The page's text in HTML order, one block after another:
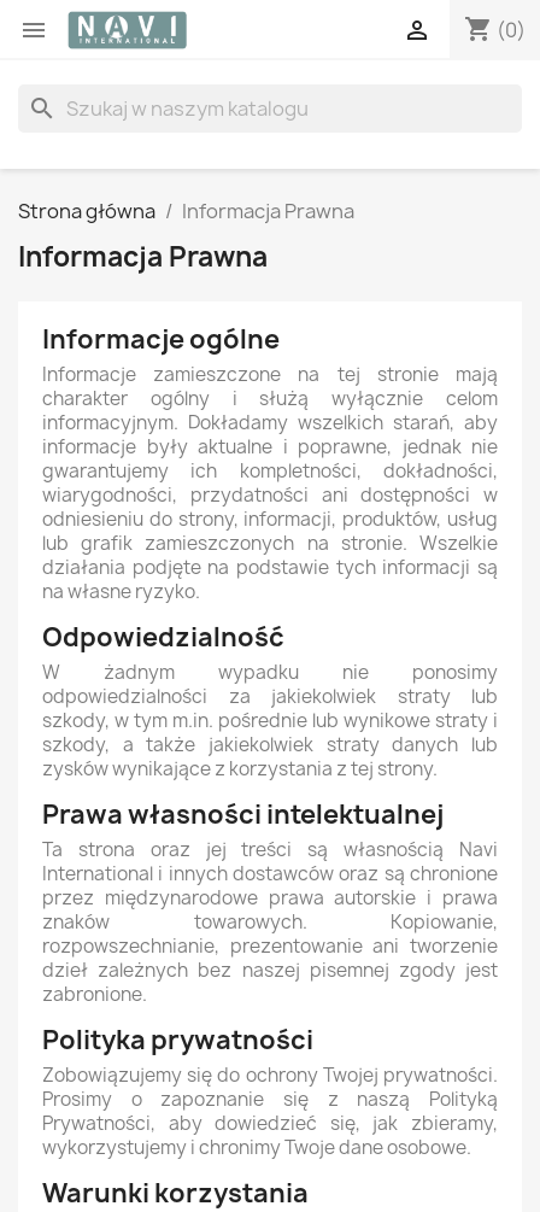
 shopping_cart (0)

search
Strona główna Informacja Prawna
Informacja Prawna
Informacje ogólne
Informacje zamieszczone na tej stronie mają
charakter ogólny i służą wyłącznie celom
informacyjnym. Dokładamy wszelkich starań, aby
informacje były aktualne i poprawne, jednak nie
gwarantujemy ich kompletności, dokładności,
wiarygodności, przydatności ani dostępności w
odniesieniu do strony, informacji, produktów, usług
lub grafik zamieszczonych na stronie. Wszelkie
działania podjęte na podstawie tych informacji są
na własne ryzyko.
Odpowiedzialność
W żadnym wypadku nie ponosimy
odpowiedzialności za jakiekolwiek straty lub
szkody, w tym m.in. pośrednie lub wynikowe straty i
szkody, a także jakiekolwiek straty danych lub
zysków wynikające z korzystania z tej strony.
Prawa własności intelektualnej
Ta strona oraz jej treści są własnością Navi
International i innych dostawców oraz są chronione
przez międzynarodowe prawa autorskie i prawa
znaków towarowych. Kopiowanie,
rozpowszechnianie, prezentowanie ani tworzenie
dzieł zależnych bez naszej pisemnej zgody jest
zabronione.
Polityka prywatności
Zobowiązujemy się do ochrony Twojej prywatności.
Prosimy o zapoznanie się z naszą Polityką
Prywatności, aby dowiedzieć się, jak zbieramy,
wykorzystujemy i chronimy Twoje dane osobowe.
Warunki korzystania